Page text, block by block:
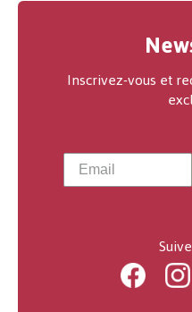
Inscrivez-vous et
Facebook